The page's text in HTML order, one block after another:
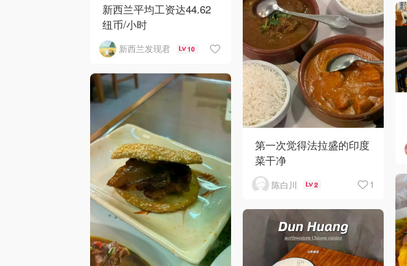
新西兰平均工资达44.62
纽币/小时
新西兰发现君 10
第一次觉得法拉盛的印度
菜干净
陈白川 2 1